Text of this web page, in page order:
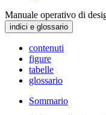
Manuale operativo di
indici e glossario
contenuti
figure
tabelle
glossario
Sommario